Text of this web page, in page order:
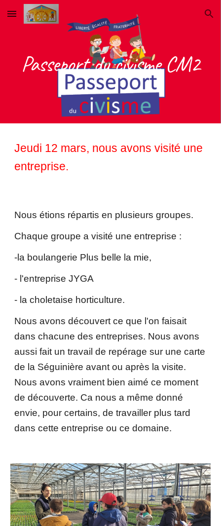
Skip to main content Skip to navigation
Passeport du civisme CM2
Jeudi 12 mars, nous avons visité une
entreprise.
Nous étions répartis en plusieurs groupes.
Chaque groupe a visité une entreprise :
-la boulangerie Plus belle la mie,
- l'entreprise JYGA
- la choletaise horticulture.
Nous avons découvert ce que l'on faisait
dans chacune des entreprises. Nous avons
aussi fait un travail de repérage sur une carte
de la Séguinière avant ou après la visite.
Nous avons vraiment bien aimé ce moment
de découverte. Ca nous a même donné
envie, pour certains, de travailler plus tard
dans cette entreprise ou ce domaine.